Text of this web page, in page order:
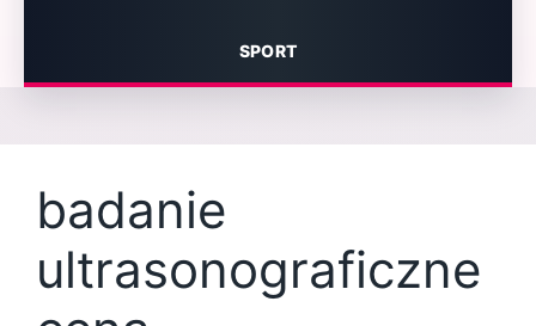
SPORT
badanie
ultrasonograficzne